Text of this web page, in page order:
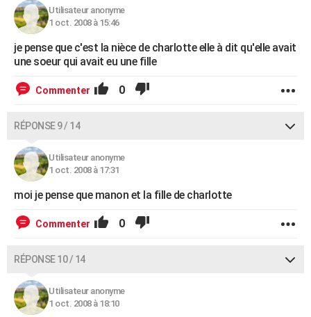
Utilisateur anonyme
1 oct. 2008 à 15:46
je pense que c'est la nièce de charlotte elle à dit qu'elle avait
une soeur qui avait eu une fille
Commenter 0
RÉPONSE 9 / 14
Utilisateur anonyme
1 oct. 2008 à 17:31
moi je pense que manon et la fille de charlotte
Commenter 0
RÉPONSE 10 / 14
Utilisateur anonyme
1 oct. 2008 à 18:10